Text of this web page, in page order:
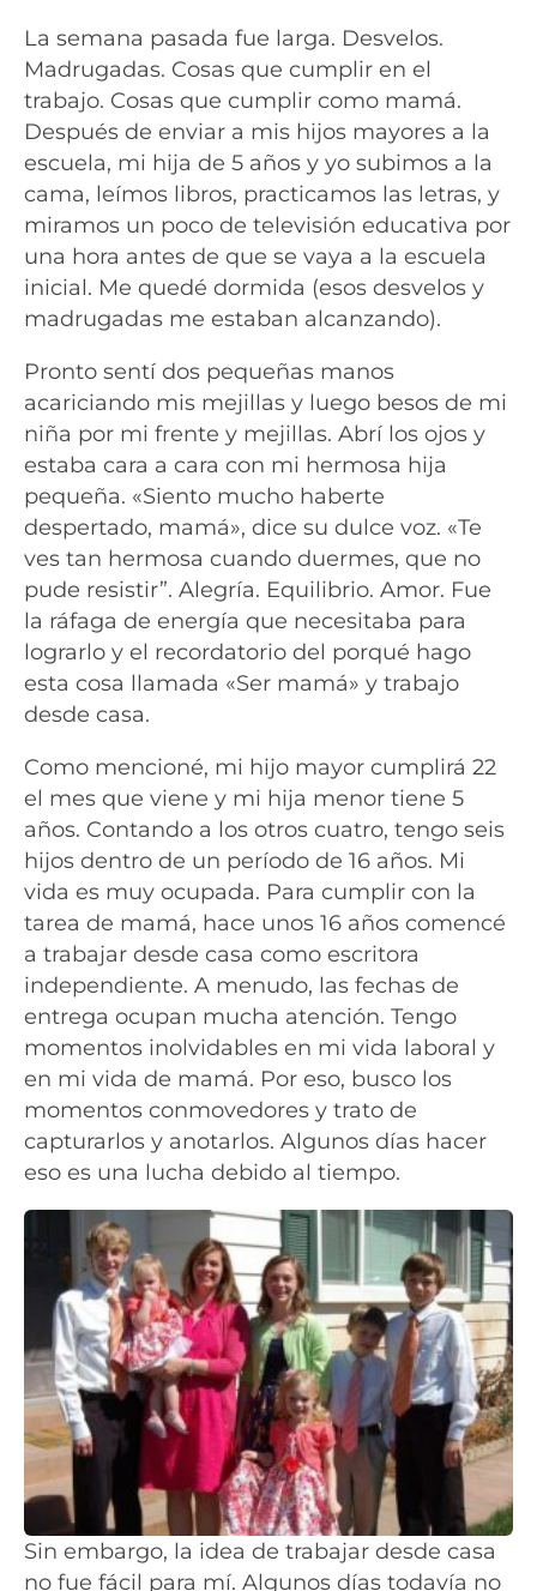
La semana pasada fue larga. Desvelos.
Madrugadas. Cosas que cumplir en el
trabajo. Cosas que cumplir como mamá.
Después de enviar a mis hijos mayores a la
escuela, mi hija de 5 años y yo subimos a la
cama, leímos libros, practicamos las letras, y
miramos un poco de televisión educativa por
una hora antes de que se vaya a la escuela
inicial. Me quedé dormida (esos desvelos y
madrugadas me estaban alcanzando).
Pronto sentí dos pequeñas manos
acariciando mis mejillas y luego besos de mi
niña por mi frente y mejillas. Abrí los ojos y
estaba cara a cara con mi hermosa hija
pequeña. «Siento mucho haberte
despertado, mamá», dice su dulce voz. «Te
ves tan hermosa cuando duermes, que no
pude resistir”. Alegría. Equilibrio. Amor. Fue
la ráfaga de energía que necesitaba para
lograrlo y el recordatorio del porqué hago
esta cosa llamada «Ser mamá» y trabajo
desde casa.
Como mencioné, mi hijo mayor cumplirá 22
el mes que viene y mi hija menor tiene 5
años. Contando a los otros cuatro, tengo seis
hijos dentro de un período de 16 años. Mi
vida es muy ocupada. Para cumplir con la
tarea de mamá, hace unos 16 años comencé
a trabajar desde casa como escritora
independiente. A menudo, las fechas de
entrega ocupan mucha atención. Tengo
momentos inolvidables en mi vida laboral y
en mi vida de mamá. Por eso, busco los
momentos conmovedores y trato de
capturarlos y anotarlos. Algunos días hacer
eso es una lucha debido al tiempo.
Sin embargo, la idea de trabajar desde casa
no fue fácil para mí. Algunos días todavía no